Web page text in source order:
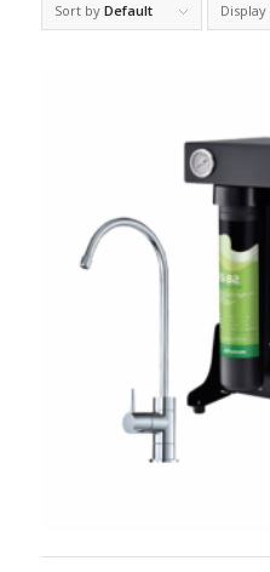
Sort by Default Display